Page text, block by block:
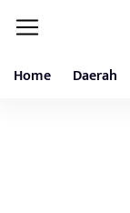
Home Daerah